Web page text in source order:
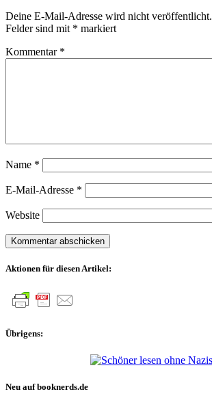
Deine E-Mail-Adresse wird nicht veröffentlicht.
Felder sind mit * markiert
Kommentar *
Name *
E-Mail-Adresse *
Website
Aktionen für diesen Artikel:
Übrigens:
Neu auf booknerds.de